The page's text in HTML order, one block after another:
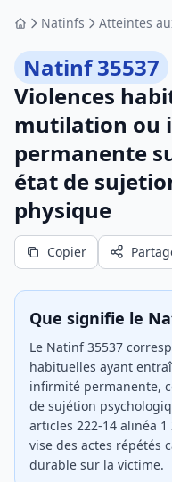
AccueilNatinfs Atteintes
Natinf 35537
Violences
mutilation ou
permanente
état de
physique
Copier
Que signifie le
Le Natinf 35537
habituelles ayant
infirmité permanente,
de sujétion
articles 222-14 alinéa 1
vise des actes répétés
durable sur la victime.